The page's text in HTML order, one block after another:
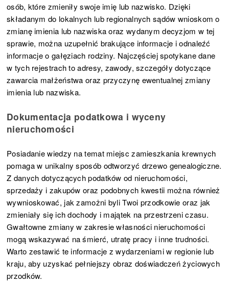
osób, które zmieniły swoje imię lub nazwisko. Dzięki
składanym do lokalnych lub regionalnych sądów wnioskom o
zmianę imienia lub nazwiska oraz wydanym decyzjom w tej
sprawie, można uzupełnić brakujące informacje i odnaleźć
informacje o gałęziach rodziny. Najczęściej spotykane dane
w tych rejestrach to adresy, zawody, szczegóły dotyczące
zawarcia małżeństwa oraz przyczynę ewentualnej zmiany
imienia lub nazwiska.
Dokumentacja podatkowa i wyceny
nieruchomości
Posiadanie wiedzy na temat miejsc zamieszkania krewnych
pomaga w unikalny sposób odtworzyć drzewo genealogiczne.
Z danych dotyczących podatków od nieruchomości,
sprzedaży i zakupów oraz podobnych kwestii można również
wywnioskować, jak zamożni byli Twoi przodkowie oraz jak
zmieniały się ich dochody i majątek na przestrzeni czasu.
Gwałtowne zmiany w zakresie własności nieruchomości
mogą wskazywać na śmierć, utratę pracy i inne trudności.
Warto zestawić te informacje z wydarzeniami w regionie lub
kraju, aby uzyskać pełniejszy obraz doświadczeń życiowych
przodków.